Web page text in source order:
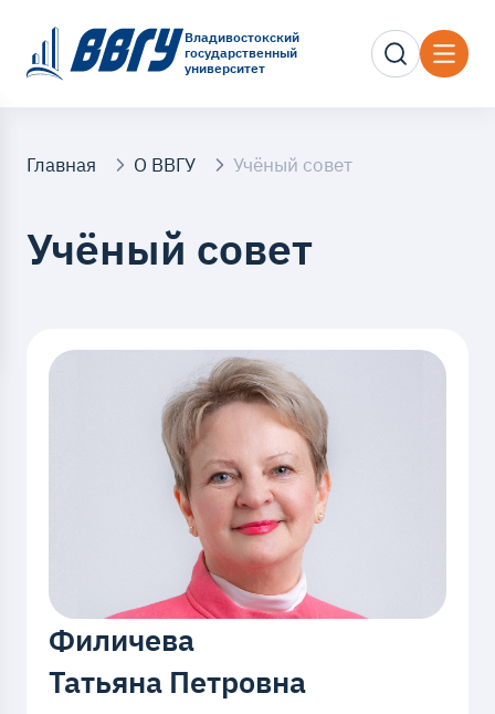
Владивостокский
государственный
университет
Главная О ВВГУ Учёный совет
Учёный совет
Филичева
Татьяна Петровна